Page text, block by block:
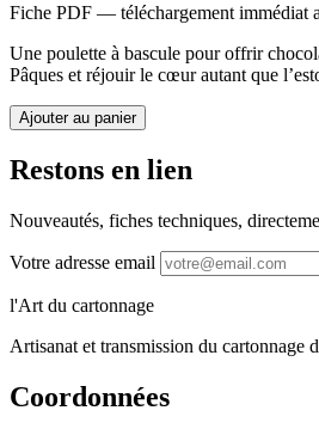
Fiche PDF — téléchargement immédiat
Une poulette à bascule pour offrir
Pâques et réjouir le cœur autant que
Ajouter au panier
Restons en lien
Nouveautés, fiches techniques,
Votre adresse email
l'Art du cartonnage
Artisanat et transmission du cartonnage
Coordonnées